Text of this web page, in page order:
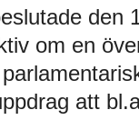
den
om en
att